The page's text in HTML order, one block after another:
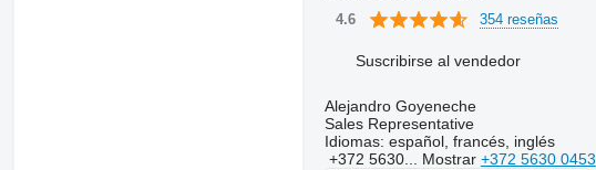
4.6 354 reseñas
Suscribirse al vendedor
Alejandro Goyeneche
Sales Representative
Idiomas: español, francés, inglés
+372 5630... Mostrar +372 5630 0453